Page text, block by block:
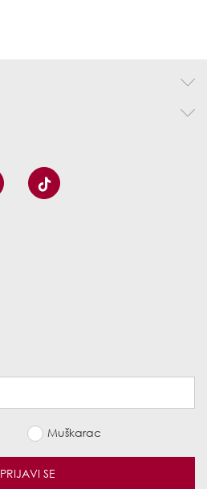
Muškarac
PRIJAVI SE